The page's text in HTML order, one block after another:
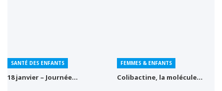
SANTÉ DES ENFANTS
18 janvier – Journée…
FEMMES & ENFANTS
Colibactine, la molécule…